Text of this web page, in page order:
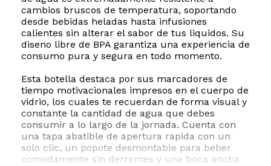
cambios bruscos de temperatura, soportando
desde bebidas heladas hasta infusiones
calientes sin alterar el sabor de tus liquidos. Su
diseno libre de BPA garantiza una experiencia de
consumo pura y segura en todo momento.
Esta botella destaca por sus marcadores de
tiempo motivacionales impresos en el cuerpo de
vidrio, los cuales te recuerdan de forma visual y
constante la cantidad de agua que debes
consumir a lo largo de la jornada. Cuenta con
una tapa abatible de apertura rapida con un
solo clic, un popote desmontable para beber
comodamente sin derrames y una boca ancha